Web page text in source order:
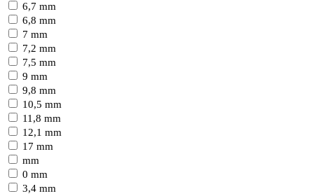
6,7 mm
6,8 mm
7 mm
7,2 mm
7,5 mm
9 mm
9,8 mm
10,5 mm
11,8 mm
12,1 mm
17 mm
mm
0 mm
3,4 mm